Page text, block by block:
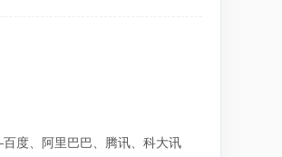
度、阿里巴巴、腾讯、科大讯